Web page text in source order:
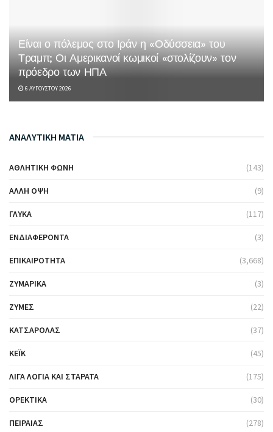
Είναι ο πόλεμος στο Ιράν η «Οδύσσεια» του
Τραμπ; Οι Αμερικανοί κωμικοί «στολίζουν» τον
πρόεδρο των ΗΠΑ
6 ΑΥΓΟΎΣΤΟΥ 2026
ΑΝΑΛΥΤΙΚΗ ΜΑΤΙΑ
ΑΘΛΗΤΙΚΉ ΦΩΝΉ (143)
ΆΛΛΗ ΌΨΗ (9)
ΓΛΥΚΆ (117)
ΕΝΔΙΑΦΈΡΟΝΤΑ (3)
ΕΠΙΚΑΙΡΌΤΗΤΑ (3,668)
ΖΥΜΑΡΙΚΆ (3)
ΖΎΜΕΣ (22)
ΚΑΤΣΑΡΌΛΑΣ (37)
ΚΈΙΚ (45)
ΛΊΓΑ ΛΌΓΙΑ ΚΑΙ ΣΤΑΡΆΤΑ (175)
ΟΡΕΚΤΙΚΆ (30)
ΠΕΙΡΑΙΆΣ (278)